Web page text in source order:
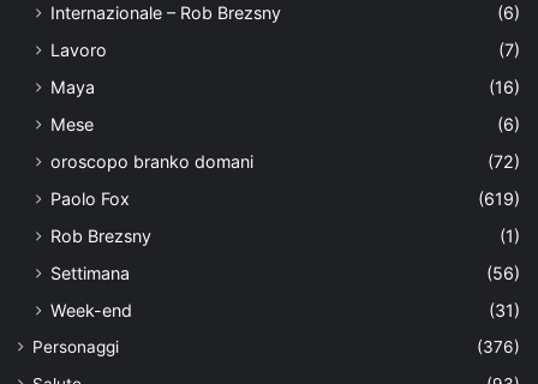
Internazionale – Rob Brezsny
(6)
Lavoro
(7)
Maya
(16)
Mese
(6)
oroscopo branko domani
(72)
Paolo Fox
(619)
Rob Brezsny
(1)
Settimana
(56)
Week-end
(31)
Personaggi
(376)